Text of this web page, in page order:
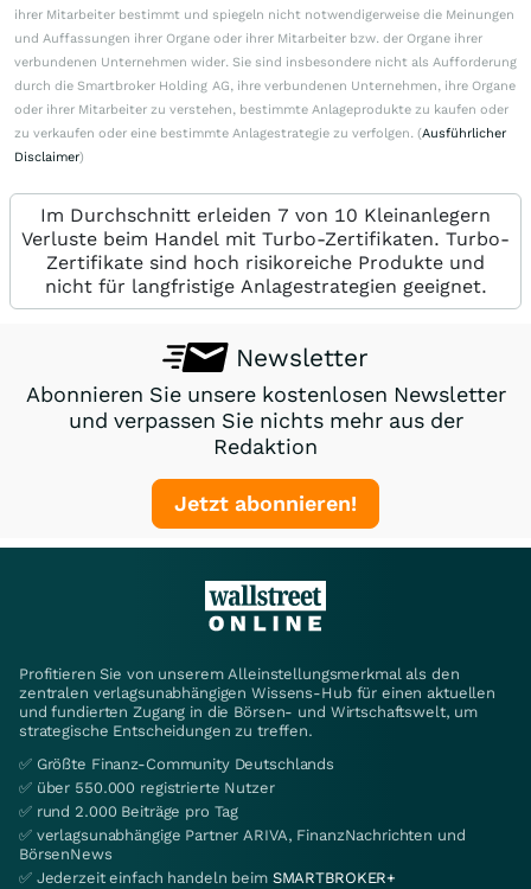
ihrer Mitarbeiter bestimmt und spiegeln nicht notwendigerweise die Meinungen
und Auffassungen ihrer Organe oder ihrer Mitarbeiter bzw. der Organe ihrer
verbundenen Unternehmen wider. Sie sind insbesondere nicht als Aufforderung
durch die Smartbroker Holding AG, ihre verbundenen Unternehmen, ihre Organe
oder ihrer Mitarbeiter zu verstehen, bestimmte Anlageprodukte zu kaufen oder
zu verkaufen oder eine bestimmte Anlagestrategie zu verfolgen. (Ausführlicher
Disclaimer)
Im Durchschnitt erleiden 7 von 10 Kleinanlegern
Verluste beim Handel mit Turbo-Zertifikaten. Turbo-
Zertifikate sind hoch risikoreiche Produkte und
nicht für langfristige Anlagestrategien geeignet.
Newsletter
Abonnieren Sie unsere kostenlosen Newsletter
und verpassen Sie nichts mehr aus der
Redaktion
Jetzt abonnieren!
Profitieren Sie von unserem Alleinstellungsmerkmal als den
zentralen verlagsunabhängigen Wissens-Hub für einen aktuellen
und fundierten Zugang in die Börsen- und Wirtschaftswelt, um
strategische Entscheidungen zu treffen.
✅ Größte Finanz-Community Deutschlands
✅ über 550.000 registrierte Nutzer
✅ rund 2.000 Beiträge pro Tag
✅ verlagsunabhängige Partner ARIVA, FinanzNachrichten und
BörsenNews
✅ Jederzeit einfach handeln beim SMARTBROKER+